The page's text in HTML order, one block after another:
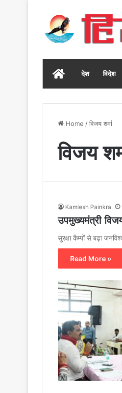
Homeदेश विदेश
Home /विजय शर्मा
विजय
Kamlesh Painkra
उपमुख्यमंत्री
सुरक्षा कैम्पों से बढ़ा
Read More »